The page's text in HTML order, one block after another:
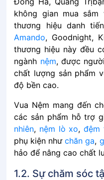
không gian mua
thương hiệu danh
Amando, Goodnight,
thương hiệu này đều
ngành nệm, được
chất lượng sản phẩm
độ bền cao.
Vua Nệm mang đến
các sản phẩm hỗ trợ
nhiên, nệm lò xo, đệm
phụ kiện nhưchăn ga,
hảo để nâng cao chất
1.2. Sự chăm sóc